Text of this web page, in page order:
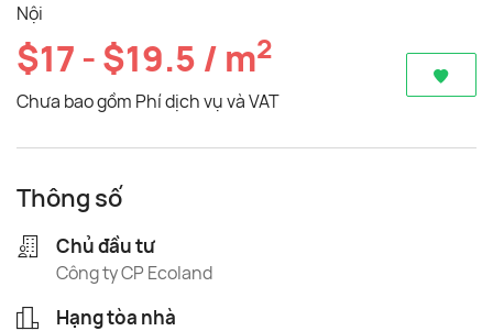
Nội
$17 - $19.5 / m2
Chưa bao gồm Phí dịch vụ và VAT
Thông số
Chủ đầu tư
Công ty CP Ecoland
Hạng tòa nhà